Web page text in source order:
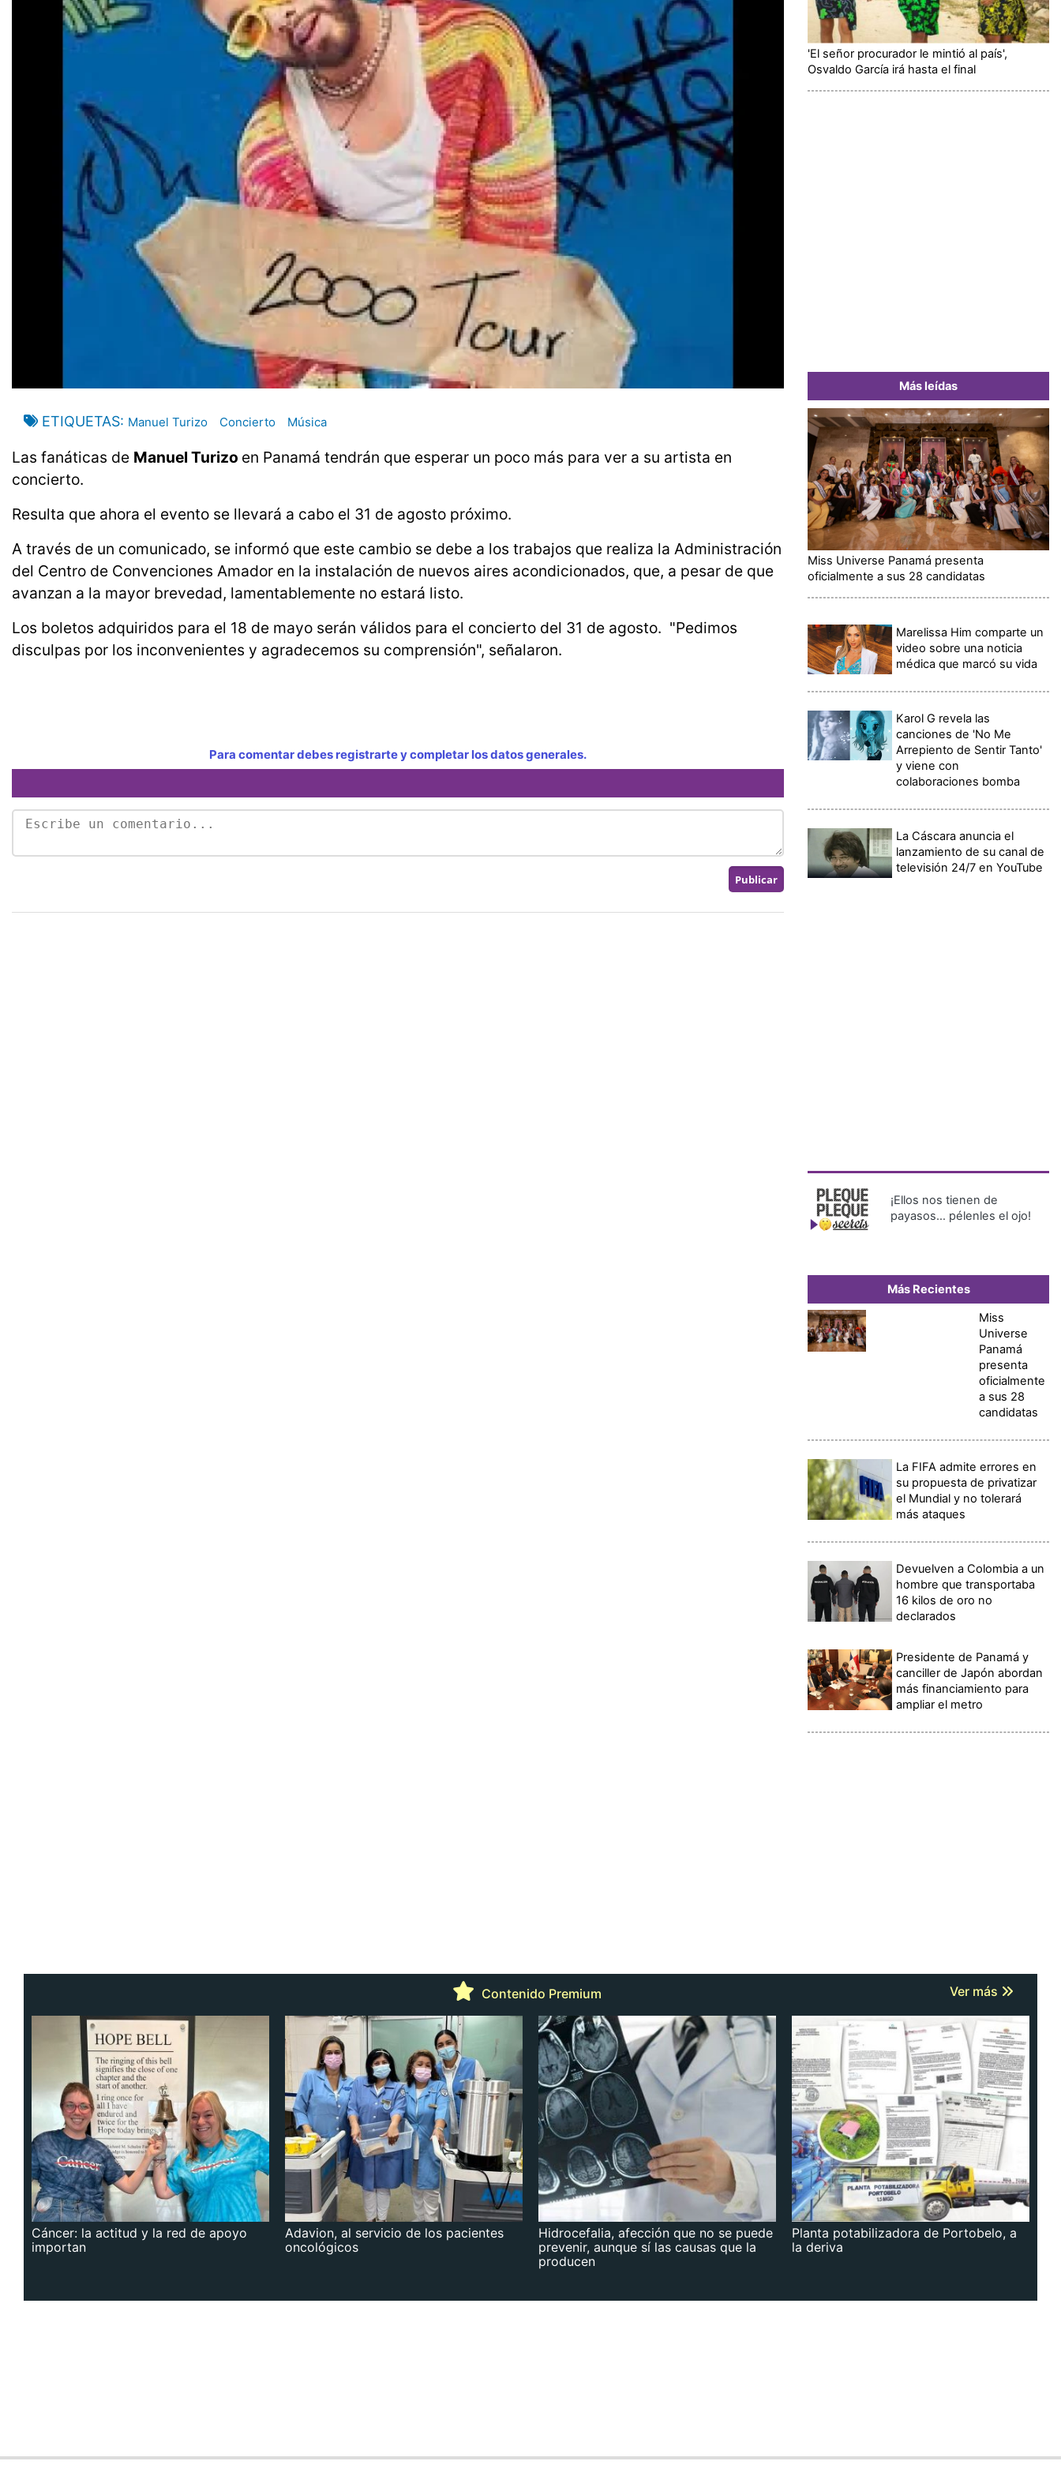
ETIQUETAS Manuel Turizo Concierto Música
Las fanáticas de Manuel Turizo en Panamá tendrán que esperar un poco más para ver a su artista en
concierto.
Resulta que ahora el evento se llevará a cabo el 31 de agosto próximo.
A través de un comunicado, se informó que este cambio se debe a los trabajos que realiza la Administración
del Centro de Convenciones Amador en la instalación de nuevos aires acondicionados, que, a pesar de que
avanzan a la mayor brevedad, lamentablemente no estará listo.
Los boletos adquiridos para el 18 de mayo serán válidos para el concierto del 31 de agosto. "Pedimos
disculpas por los inconvenientes y agradecemos su comprensión", señalaron.
Para comentar debes registrarte y completar los datos generales.
'El señor procurador le mintió al país',
Osvaldo García irá hasta el final
Más leídas
Miss Universe Panamá presenta
oficialmente a sus 28 candidatas
Marelissa Him comparte un
video sobre una noticia
médica que marcó su vida
Karol G revela las
canciones de 'No Me
Arrepiento de Sentir Tanto'
y viene con
colaboraciones bomba
La Cáscara anuncia el
lanzamiento de su canal de
televisión 24/7 en YouTube
¡Ellos nos tienen de
payasos… pélenles el ojo!
Más Recientes
Miss
Universe
Panamá
presenta
oficialmente
a sus 28
candidatas
La FIFA admite errores en
su propuesta de privatizar
el Mundial y no tolerará
más ataques
Devuelven a Colombia a un
hombre que transportaba
16 kilos de oro no
declarados
Presidente de Panamá y
canciller de Japón abordan
más financiamiento para
ampliar el metro
Contenido Premium Ver más
Cáncer: la actitud y la red de apoyo
importan
Adavion, al servicio de los pacientes
oncológicos
Hidrocefalia, afección que no se puede
prevenir, aunque sí las causas que la
producen
Planta potabilizadora de Portobelo, a
la deriva